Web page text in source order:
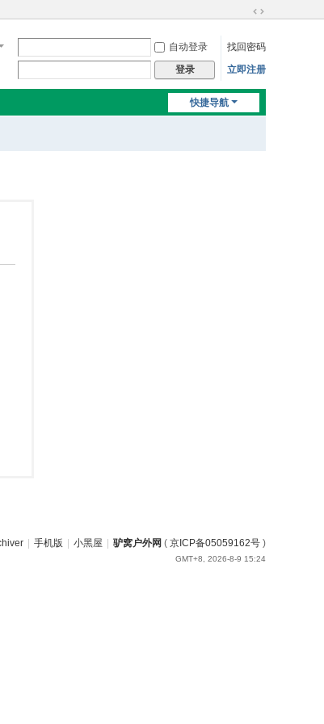
换
到
宽
自动登录
找回密码
登录 立即注册
快捷导航
手机版 小黑屋 驴窝户外网 ( 京ICP备05059162号 )
GMT+8, 2026-8-9 15:24